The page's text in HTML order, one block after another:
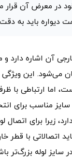
در معرض آن قرار
دیواره باید به دقت
آن اشاره دارد
می‌شود. این
اما ارتباطی با
مناسب برای
زیرا برای اتصال
اتصالاتی با قطر
سایز لوله بزرگ‌تر